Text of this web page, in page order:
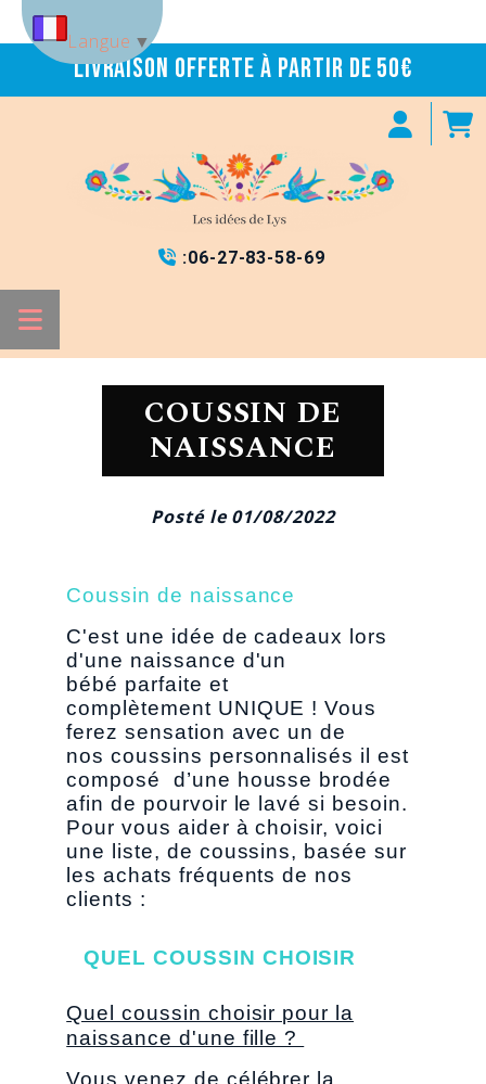
Livraison offerte à partir de 50€
 :06-27-83-58-69
COUSSIN DE
NAISSANCE
Posté le 01/08/2022
Coussin de naissance
C'est une idée de cadeaux lors
d'une naissance d'un
bébé parfaite et
complètement UNIQUE ! Vous
ferez sensation avec un de
nos coussins personnalisés il est
composé d’une housse brodée
afin de pourvoir le lavé si besoin.
Pour vous aider à choisir, voici
une liste, de coussins, basée sur
les achats fréquents de nos
clients :
QUEL COUSSIN CHOISIR
Quel coussin choisir pour la
naissance d'une fille ?
Vous venez de célébrer la
Langue ▼